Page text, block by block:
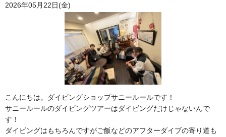
2026年05月22日(金)
こんにちは。ダイビングショップサニールールです！
サニールールのダイビングツアーはダイビングだけじゃないんで
す！
ダイビングはもちろんですがご飯などのアフターダイブの寄り道も